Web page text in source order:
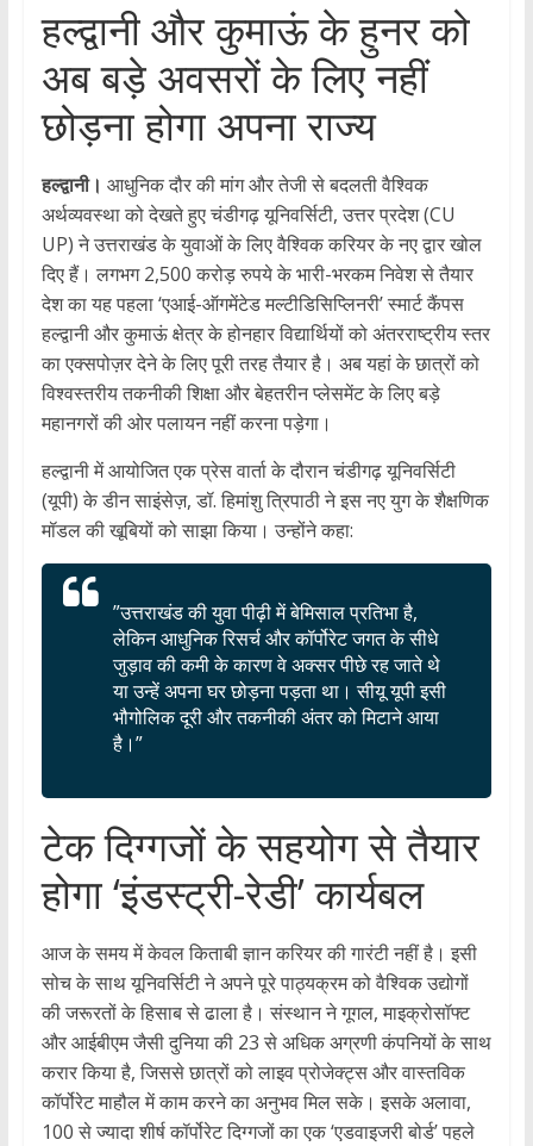
​हल्द्वानी और कुमाऊं के हुनर को
अब बड़े अवसरों के लिए नहीं
छोड़ना होगा अपना राज्य
हल्द्वानी। आधुनिक दौर की मांग और तेजी से बदलती वैश्विक
अर्थव्यवस्था को देखते हुए चंडीगढ़ यूनिवर्सिटी, उत्तर प्रदेश (CU
UP) ने उत्तराखंड के युवाओं के लिए वैश्विक करियर के नए द्वार खोल
दिए हैं। लगभग 2,500 करोड़ रुपये के भारी-भरकम निवेश से तैयार
देश का यह पहला ‘एआई-ऑगमेंटेड मल्टीडिसिप्लिनरी’ स्मार्ट कैंपस
हल्द्वानी और कुमाऊं क्षेत्र के होनहार विद्यार्थियों को अंतरराष्ट्रीय स्तर
का एक्सपोज़र देने के लिए पूरी तरह तैयार है। अब यहां के छात्रों को
विश्वस्तरीय तकनीकी शिक्षा और बेहतरीन प्लेसमेंट के लिए बड़े
महानगरों की ओर पलायन नहीं करना पड़ेगा।
​हल्द्वानी में आयोजित एक प्रेस वार्ता के दौरान चंडीगढ़ यूनिवर्सिटी
(यूपी) के डीन साइंसेज़, डॉ. हिमांशु त्रिपाठी ने इस नए युग के शैक्षणिक
मॉडल की खूबियों को साझा किया। उन्होंने कहा:
​”उत्तराखंड की युवा पीढ़ी में बेमिसाल प्रतिभा है,
लेकिन आधुनिक रिसर्च और कॉर्पोरेट जगत के सीधे
जुड़ाव की कमी के कारण वे अक्सर पीछे रह जाते थे
या उन्हें अपना घर छोड़ना पड़ता था। सीयू यूपी इसी
भौगोलिक दूरी और तकनीकी अंतर को मिटाने आया
है।”
​टेक दिग्गजों के सहयोग से तैयार
होगा ‘इंडस्ट्री-रेडी’ कार्यबल
​आज के समय में केवल किताबी ज्ञान करियर की गारंटी नहीं है। इसी
सोच के साथ यूनिवर्सिटी ने अपने पूरे पाठ्यक्रम को वैश्विक उद्योगों
की जरूरतों के हिसाब से ढाला है। संस्थान ने गूगल, माइक्रोसॉफ्ट
और आईबीएम जैसी दुनिया की 23 से अधिक अग्रणी कंपनियों के साथ
करार किया है, जिससे छात्रों को लाइव प्रोजेक्ट्स और वास्तविक
कॉर्पोरेट माहौल में काम करने का अनुभव मिल सके। इसके अलावा,
100 से ज्यादा शीर्ष कॉर्पोरेट दिग्गजों का एक ‘एडवाइजरी बोर्ड’ पहले